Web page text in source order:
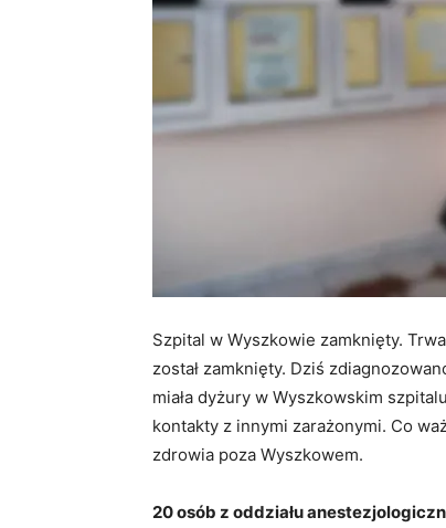
Szpital w Wyszkowie zamknięty.
został zamknięty. Dziś
miała dyżury w Wyszkowskim
kontakty z innymi zarażonymi. Co
zdrowia poza Wyszkowem.
20 osób z oddziału